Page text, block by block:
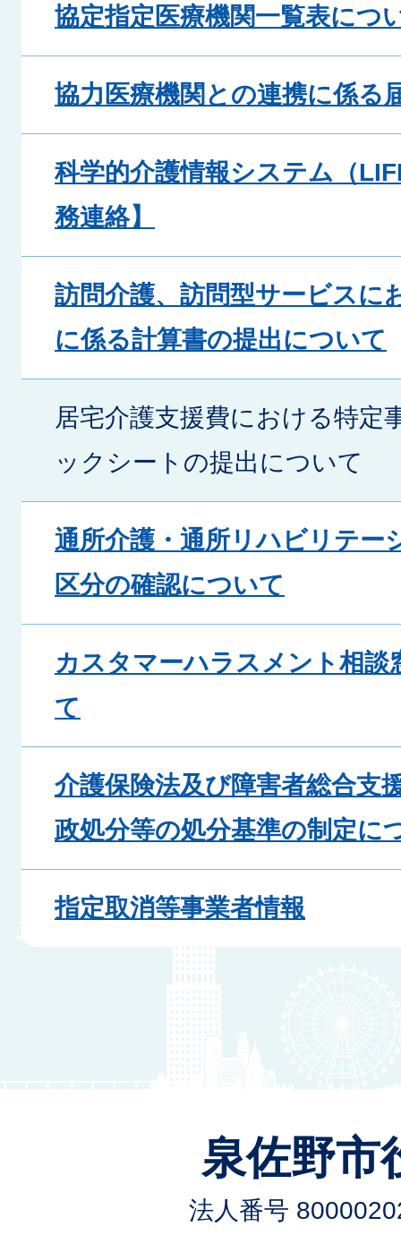
協定指定医療機関一覧表につ
協力医療機関との連携に係る
科学的介護情報システム（
務連絡】
訪問介護、訪問型サービスに
に係る計算書の提出について
居宅介護支援費における特定
ックシートの提出について
通所介護・通所リハビリテー
区分の確認について
カスタマーハラスメント相談
て
介護保険法及び障害者総合支
政処分等の処分基準の制定に
指定取消等事業者情報
泉佐野市
法人番号